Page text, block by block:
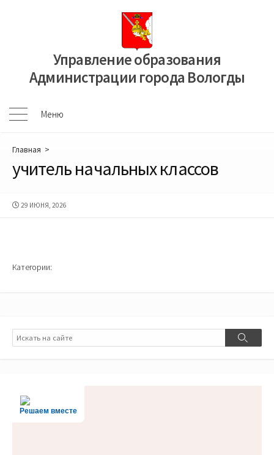
Управление образования
Администрации города Вологды
Меню
Меню
Главная >
учитель начальных классов
ДАТА
29 ИЮНЯ, 2026
Категории:
Поиск
Поиск
Решаем вместе